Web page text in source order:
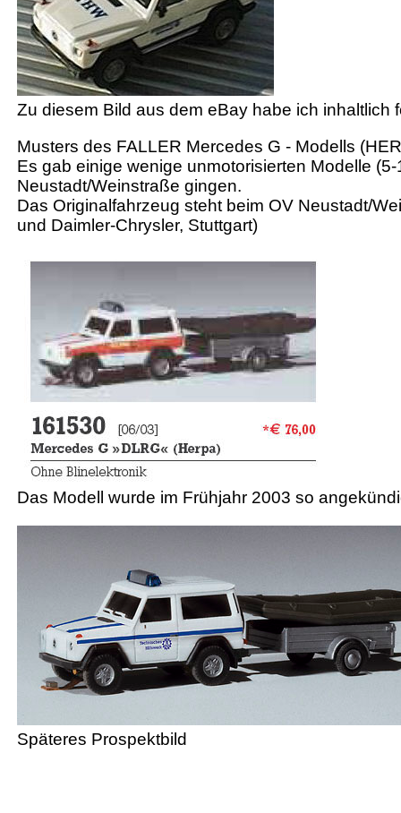
Zu diesem Bild aus dem eBay habe ich inhaltlich
Musters des FALLER Mercedes G - Modells
Es gab einige wenige unmotorisierten Modelle
Neustadt/Weinstraße gingen.
Das Originalfahrzeug steht beim OV Neustadt/
und Daimler-Chrysler, Stuttgart)
Das Modell wurde im Frühjahr 2003 so
Späteres Prospektbild